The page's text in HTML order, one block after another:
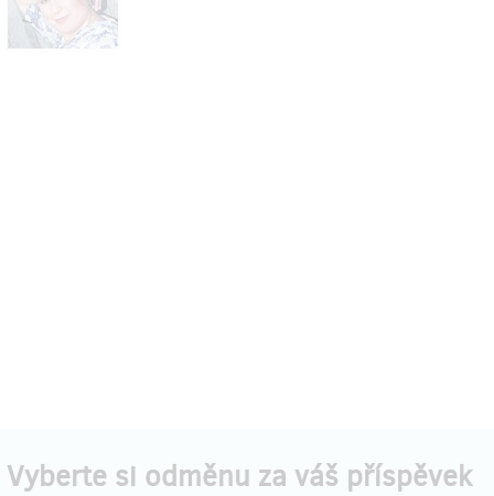
Vyberte si odměnu za váš příspěvek